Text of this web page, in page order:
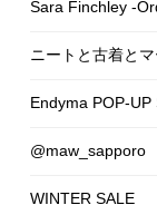
Sara Finchley -
ニートと古着とマ
Endyma POP-UP
@maw_sapporo
WINTER SALE